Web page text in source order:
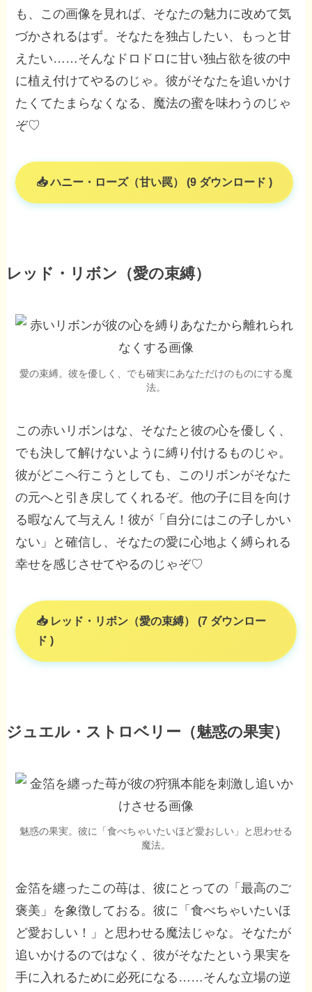
も、この画像を見れば、そなたの魅力に改めて気
づかされるはず。そなたを独占したい、もっと甘
えたい……そんなドロドロに甘い独占欲を彼の中
に植え付けてやるのじゃ。彼がそなたを追いかけ
たくてたまらなくなる、魔法の蜜を味わうのじゃ
ぞ♡
ハニー・ローズ（甘い罠） (9 ダウンロード )
レッド・リボン（愛の束縛）
愛の束縛。彼を優しく、でも確実にあなただけのものにする魔
法。
この赤いリボンはな、そなたと彼の心を優しく、
でも決して解けないように縛り付けるものじゃ。
彼がどこへ行こうとしても、このリボンがそなた
の元へと引き戻してくれるぞ。他の子に目を向け
る暇なんて与えん！彼が「自分にはこの子しかい
ない」と確信し、そなたの愛に心地よく縛られる
幸せを感じさせてやるのじゃぞ♡
レッド・リボン（愛の束縛） (7 ダウンロー
ド )
ジュエル・ストロベリー（魅惑の果実）
魅惑の果実。彼に「食べちゃいたいほど愛おしい」と思わせる
魔法。
金箔を纏ったこの苺は、彼にとっての「最高のご
褒美」を象徴しておる。彼に「食べちゃいたいほ
ど愛おしい！」と思わせる魔法じゃな。そなたが
追いかけるのではなく、彼がそなたという果実を
手に入れるために必死になる……そんな立場の逆